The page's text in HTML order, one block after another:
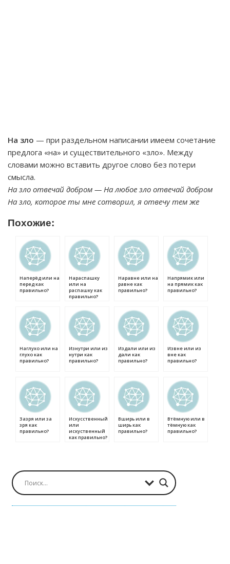
На зло — при раздельном написании имеем сочетание
предлога «на» и существительного «зло». Между
словами можно вставить другое слово без потери
смысла.
На зло отвечай добром — На любое зло отвечай добром
На зло, которое ты мне сотворил, я отвечу тем же
Похожие:
Наперёд или на
перед как
правильно?
Нараспашку
или на
распашку как
правильно?
Наравне или на
равне как
правильно?
Напрямик или
на прямик как
правильно?
Наглухо или на
глухо как
правильно?
Изнутри или из
нутри как
правильно?
Издали или из
дали как
правильно?
Извне или из
вне как
правильно?
Зазря или за
зря как
правильно?
Искусственный
или
искуственный
как правильно?
Вширь или в
ширь как
правильно?
Втёмную или в
тёмную как
правильно?